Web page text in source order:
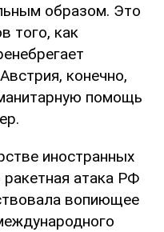
образом. Это
того, как
конечно,
помощь
иностранных
ракетная атака РФ
вопиющее